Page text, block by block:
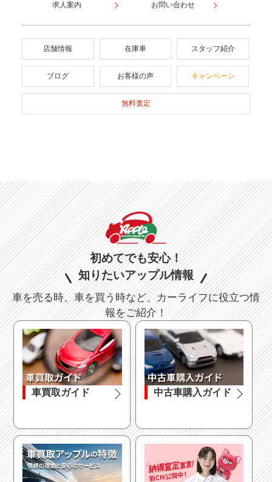
求人案内 お問い合わせ
店舗情報 在庫車 スタッフ紹介
ブログ お客様の声 キャンペーン
無料査定
初めてでも安心！
知りたいアップル情報
車を売る時、車を買う時など、カーライフに役立つ情
報をご紹介！
車買取ガイド 中古車購入ガイド